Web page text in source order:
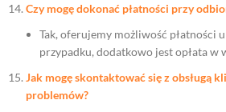
Czy mogę dokonać płatności przy
Tak, oferujemy możliwość płatności
przypadku, dodatkowo jest opłata w
Jak mogę skontaktować się z obsługą
problemów?